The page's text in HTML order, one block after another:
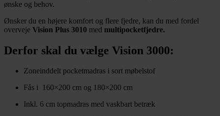
ønske og behov.
Ønsker du en højere komfort og flere fjedre, kan du med fordel
overveje Vision Plus 3010 med multipocketfjedre.
Derfor skal du vælge Vision 3000:
Zoneinddelt pocketmadras i sort møbelstof
Fås i 160×200 cm og 180×200 cm
Inkl. 6 cm topmadras med vaskbart betræk